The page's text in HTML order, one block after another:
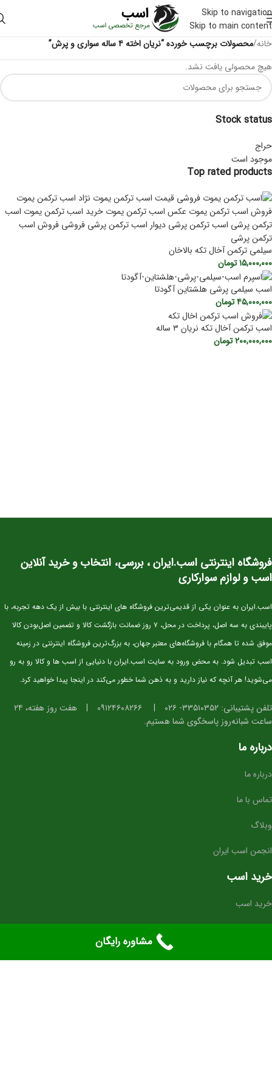
Skip to navigation
Skip to main content
Stock status
حراج
موجود است
Top rated products
سیلمی ترکمن آخال تکه بالاخان
۱۵,۰۰۰,۰۰۰تومان
اسب سیلمی پرشی هلشتاین آگودتا
۴۵,۰۰۰,۰۰۰تومان
اسب ترکمن آخال تکه نریان ۳ ساله
۲۰۰,۰۰۰,۰۰۰تومان
خانه/محصولات برچسب خورده “نریان اخته ۴ ساله سواری و پرش”
هیچ محصولی یافت نشد.
فروشگاه اینترنتی اسب.ایران ، بررسی، انتخاب و خرید آنلاین
اسب و لوازم سوارکاری
اسب.ایران به عنوان یکی از قدیمی‌ترین فروشگاه های اینترنتی با بیش از یک دهه تجربه، با
پایبندی به سه اصل، پرداخت در محل، ۷ روز ضمانت بازگشت کالا و تضمین اصل‌بودن کالا
موفق شده تا همگام با فروشگاه‌های معتبر جهان، به بزرگ‌ترین فروشگاه اینترنتی در زمینه
اسب تبدیل شود. به محض ورود به سایت اسب.ایران با دنیایی از اسب ها و کالا رو به رو
می‌شوید! هر آنچه که نیاز دارید و به ذهن شما خطور می‌کند در اینجا پیدا خواهید کرد.
تلفن پشتیبانی: ۳۳۵۱۰۳۵۲- ۰۲۶ |
|
هفت روز هفته، ۲۴
ساعت شبانه‌روز پاسخگوی شما هستیم.
درباره ما
درباره ما
تماس با ما
وبلاگ
انجمن اسب ایران
خرید اسب
خرید اسب
مشاوره رایگان